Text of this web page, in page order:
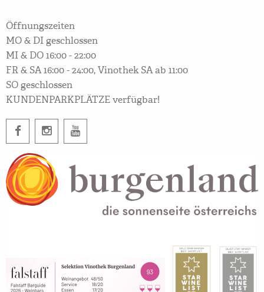
Öffnungszeiten
MO & DI geschlossen
MI & DO 16:00 - 22:00
FR & SA 16:00 - 24:00, Vinothek SA ab 11:00
SO geschlossen
KUNDENPARKPLÄTZE verfügbar!